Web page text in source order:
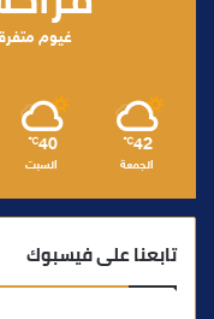
غيوم
42
℃
الجمعة
40
℃
السبت
تابعنا على فيسبوك